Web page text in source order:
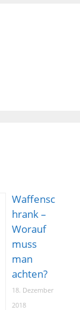
Waffensc
hrank –
Worauf
muss
man
achten?
18. Dezember
2018